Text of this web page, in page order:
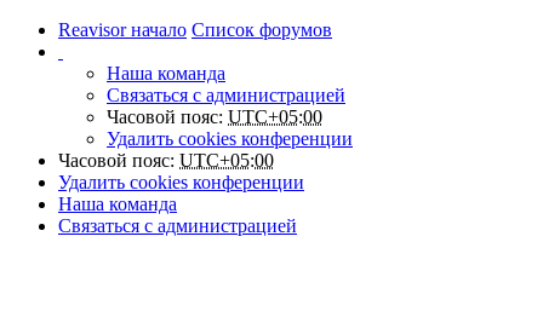
Reavisor начало Список форумов
Наша команда
Связаться с администрацией
Часовой пояс: UTC+05:00
Удалить cookies конференции
Часовой пояс: UTC+05:00
Удалить cookies конференции
Наша команда
Связаться с администрацией